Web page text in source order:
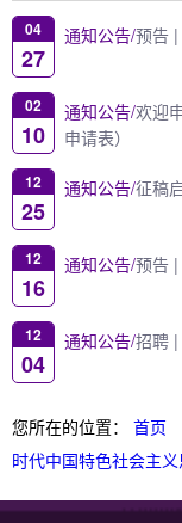
您所在的位置： 首页
时代中国特色社会主
04
27
通知公告/预告
02
10
通知公告/欢迎
申请表）
12
25
通知公告/征稿
12
16
通知公告/预告
12
04
通知公告/招聘